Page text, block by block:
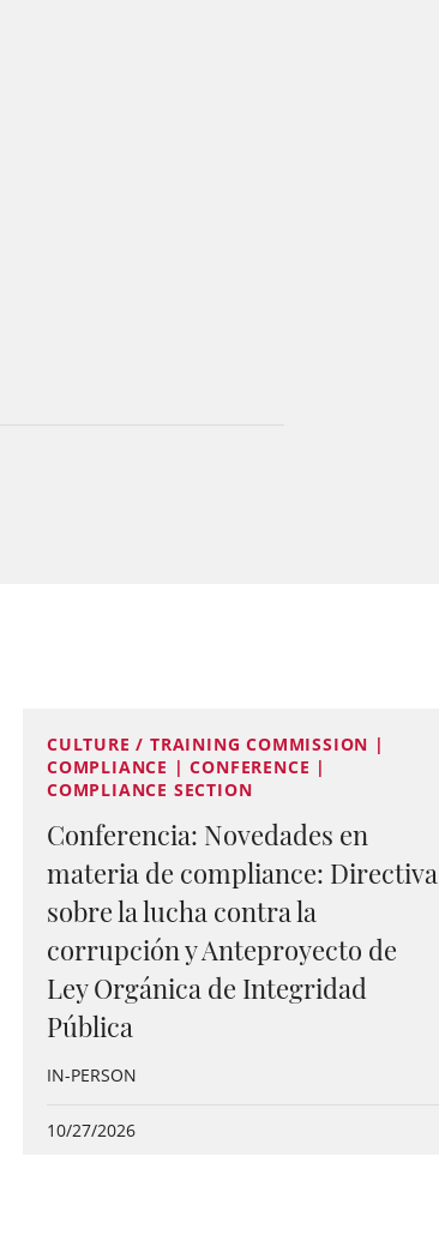
CULTURE / TRAINING COMMISSION |
COMPLIANCE | CONFERENCE |
COMPLIANCE SECTION
Conferencia: Novedades en
materia de compliance: Directiva
sobre la lucha contra la
corrupción y Anteproyecto de
Ley Orgánica de Integridad
Pública
IN-PERSON
10/27/2026